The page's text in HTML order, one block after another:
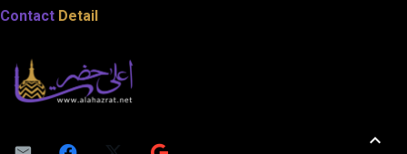
Contact Detail
keyboard_arrow_up